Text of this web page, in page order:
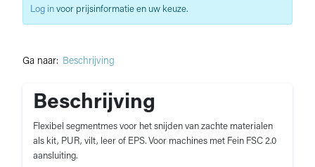
Ga naar: Beschrijving
Beschrijving
Flexibel segmentmes voor het snijden van zachte materialen
als kit, PUR, vilt, leer of EPS. Voor machines met Fein FSC 2.0
aansluiting.
Log in voor prijsinformatie en uw keuze.